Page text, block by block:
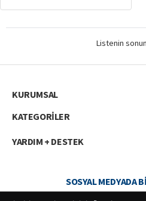
Listenin
KURUMSAL
KATEGORİLER
YARDIM + DESTEK
SOSYAL MEDYADA